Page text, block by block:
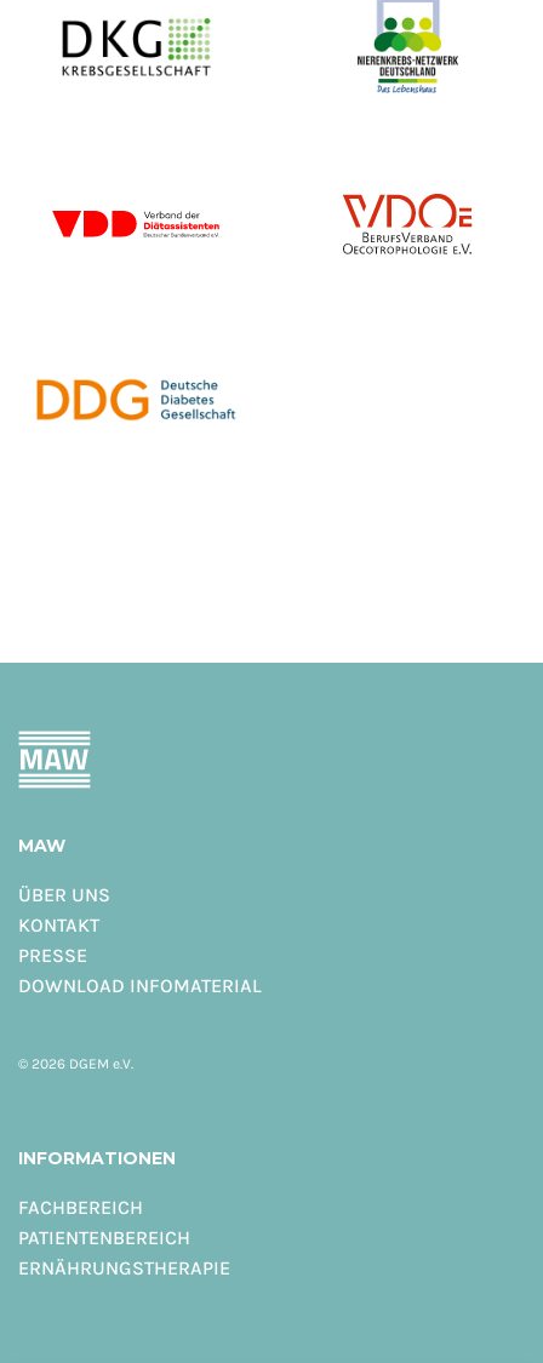
MAW
ÜBER UNS
KONTAKT
PRESSE
DOWNLOAD INFOMATERIAL
© 2026 DGEM e.V.
INFORMATIONEN
FACHBEREICH
PATIENTENBEREICH
ERNÄHRUNGSTHERAPIE